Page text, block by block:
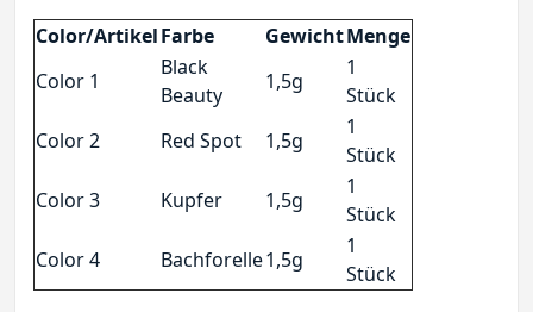
Color/ArtikelFarbe GewichtMenge
Color 1
Black
Beauty
1,5g
1
Stück
Color 2
Red Spot 1,5g
1
Stück
Color 3
Kupfer 1,5g
1
Stück
Color 4
Bachforelle1,5g
1
Stück